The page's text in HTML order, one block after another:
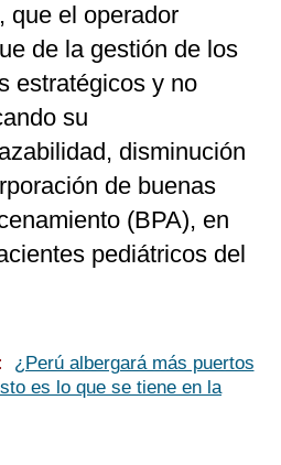
que el operador
de la gestión de los
estratégicos y no
su
disminución
de buenas
(BPA), en
pediátricos del
¿Perú albergará más puertos
es lo que se tiene en la